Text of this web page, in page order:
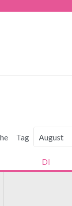
Tag
Monat
Jahr
DI